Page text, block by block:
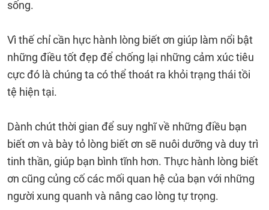
sống.
Vì thế chỉ cần hực hành lòng biết ơn giúp làm nổi bật
những điều tốt đẹp để chống lại những cảm xúc tiêu
cực đó là chúng ta có thể thoát ra khỏi trạng thái tồi
tệ hiện tại.
Dành chút thời gian để suy nghĩ về những điều bạn
biết ơn và bày tỏ lòng biết ơn sẽ nuôi dưỡng và duy trì
tinh thần, giúp bạn bình tĩnh hơn. Thực hành lòng biết
ơn cũng củng cố các mối quan hệ của bạn với những
người xung quanh và nâng cao lòng tự trọng.